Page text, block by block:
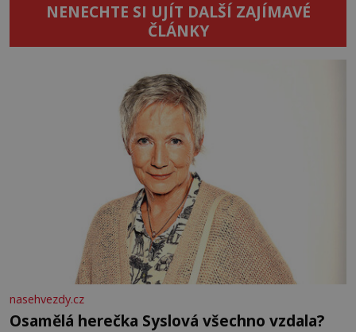
NENECHTE SI UJÍT DALŠÍ ZAJÍMAVÉ
ČLÁNKY
nasehvezdy.cz
Osamělá herečka Syslová všechno vzdala?